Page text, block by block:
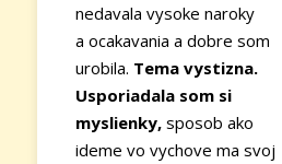
nedavala vysoke naroky
a ocakavania a dobre som
urobila. Tema vystizna.
Usporiadala som si
myslienky, sposob ako
ideme vo vychove ma svoj